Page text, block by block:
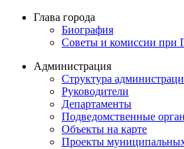
Глава города
Биография
Советы и комиссии при
Администрация
Структура
Руководители
Департаменты
Подведомственные
Объекты на карте
Проекты